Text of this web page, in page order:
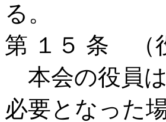
る。
第 １５ 条 （
本会の役員
必要となった